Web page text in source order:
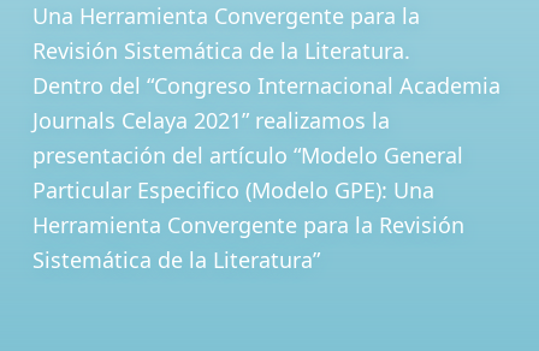
Una Herramienta Convergente para la
Revisión Sistemática de la Literatura.
Dentro del “Congreso Internacional Academia
Journals Celaya 2021” realizamos la
presentación del artículo “Modelo General
Particular Especifico (Modelo GPE): Una
Herramienta Convergente para la Revisión
Sistemática de la Literatura”